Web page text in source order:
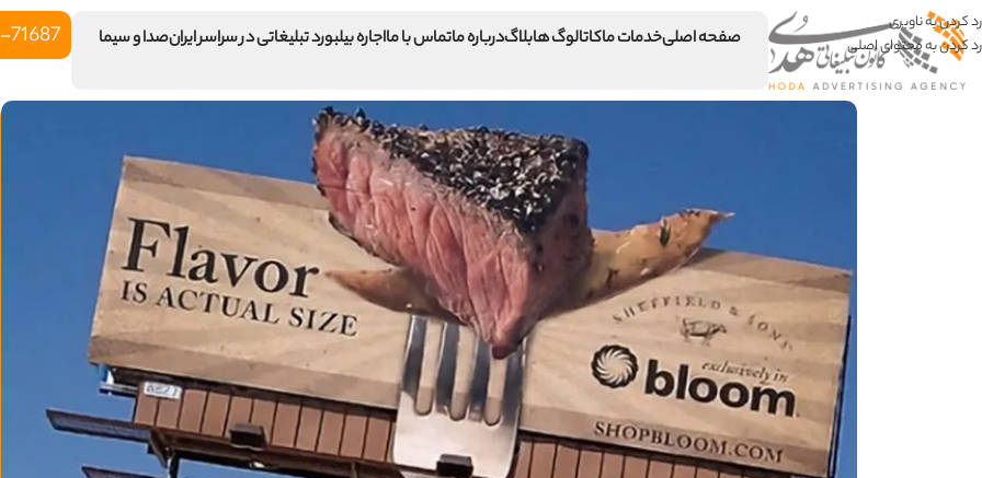
رد کردن به ناوبری
رد کردن به محتوای اصلی
صفحه اصلیخدمات ماکاتالوگ هابلاگدرباره ماتماس با مااجاره بیلبورد تبلیغاتی در سراسر ایرانصدا و سیما 71687